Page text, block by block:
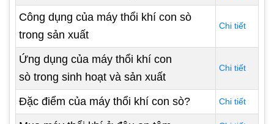
Công dụng của máy thổi khí con sò
trong sản xuất
Chi tiết
Ứng dụng của máy thổi khí con
sò trong sinh hoạt và sản xuất
Chi tiết
Đặc điểm của máy thổi khí con sò? Chi tiết